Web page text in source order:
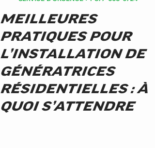
MEILLEURES
PRATIQUES POUR
L’INSTALLATION DE
GÉNÉRATRICES
RÉSIDENTIELLES : À
QUOI S’ATTENDRE